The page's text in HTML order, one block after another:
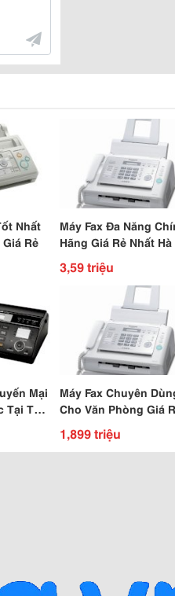
Nhất
Rẻ
Máy Fax Đa Năng
Hãng Giá Rẻ Nhất Hà
3,59 triệu
Mại
Tại Tân
Máy Fax Chuyên
Cho Văn Phòng Giá
Nhất Hà Nội
1,899 triệu